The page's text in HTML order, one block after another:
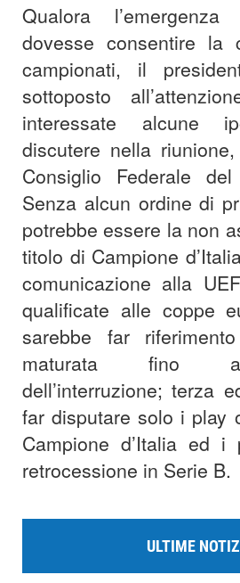
Qualora
dovesse consentire la
campionati, il
sottoposto
interessate alcune
discutere nella
Consiglio Federale
Senza alcun ordine di
potrebbe essere la non
titolo di Campione
comunicazione alla
qualificate alle coppe
sarebbe far
maturata fino
dell’interruzione; terza
far disputare solo i play
Campione d’Italia ed
retrocessione in Serie B.
ULTIME